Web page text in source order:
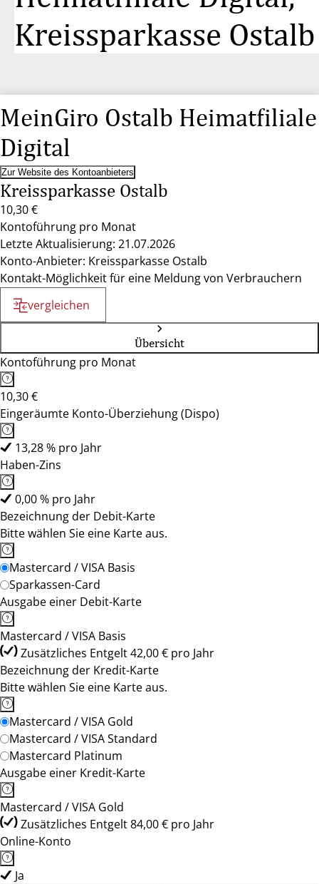
Kreissparkasse Ostalb
MeinGiro Ostalb Heimatfiliale
Digital
Zur Website des Kontoanbieters
Kreissparkasse Ostalb
10,30 €
Kontoführung pro Monat
Letzte Aktualisierung: 21.07.2026
Konto-Anbieter: Kreissparkasse Ostalb
Kontakt-Möglichkeit für eine Meldung von Verbrauchern
vergleichen
Übersicht
Kontoführung pro Monat
10,30 €
Eingeräumte Konto-Überziehung (Dispo)
13,28 % pro Jahr
Haben-Zins
0,00 % pro Jahr
Bezeichnung der Debit-Karte
Bitte wählen Sie eine Karte aus.
Mastercard / VISA Basis
Sparkassen-Card
Ausgabe einer Debit-Karte
Mastercard / VISA Basis
Zusätzliches Entgelt 42,00 € pro Jahr
Bezeichnung der Kredit-Karte
Bitte wählen Sie eine Karte aus.
Mastercard / VISA Gold
Mastercard / VISA Standard
Mastercard Platinum
Ausgabe einer Kredit-Karte
Mastercard / VISA Gold
Zusätzliches Entgelt 84,00 € pro Jahr
Online-Konto
Ja